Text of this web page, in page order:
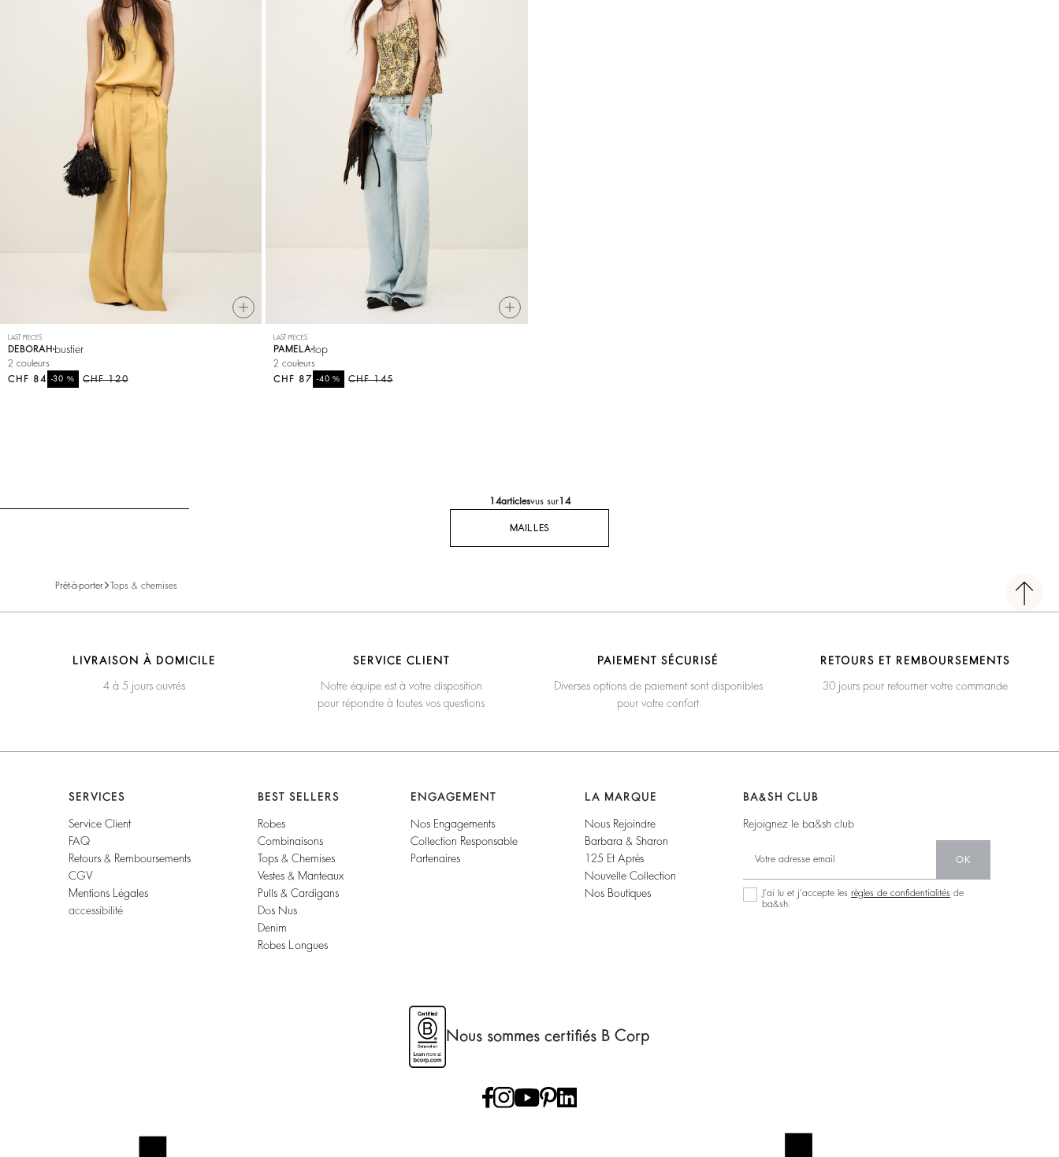
LAST PIECES
DEBORAH bustier
2 couleurs
CHF 120
-30%
CHF 84
LAST PIECES
PAMELAtop
2 couleurs
CHF 145
-40%
CHF 87
14articlesvus sur14
MAILLES
Prêt-à-porter Tops & chemises
LIVRAISON À DOMICILE
4 à 5 jours ouvrés
SERVICE CLIENT
Notre équipe est à votre disposition
pour répondre à toutes vos questions
PAIEMENT SÉCURISÉ
Diverses options de paiement sont disponibles
pour votre confort
RETOURS ET REMBOURSEMENTS
30 jours pour retourner votre commande
SERVICES
Service Client
FAQ
Retours & Remboursements
CGV
Mentions Légales
accessibilité
BEST SELLERS
Robes
Combinaisons
Tops & Chemises
Vestes & Manteaux
Pulls & Cardigans
Dos Nus
Denim
Robes Longues
ENGAGEMENT
Nos Engagements
Collection Responsable
Partenaires
LA MARQUE
Nous Rejoindre
Barbara & Sharon
125 Et Après
Nouvelle Collection
Nos Boutiques
BA&SH CLUB
Rejoignez le ba&sh club
OK
J’ai lu et j’accepte les règles de confidentialités de
ba&sh.
Nous sommes certifiés B Corp